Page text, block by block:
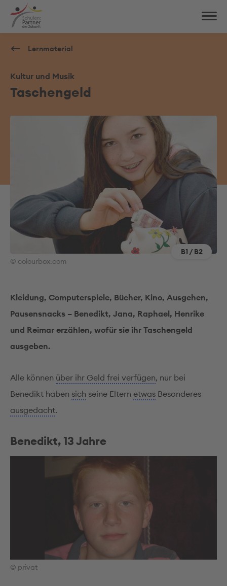
Lernmaterial
Kultur und Musik
Taschengeld
B1 / B2
© colourbox.com
Kleidung, Computerspiele, Bücher, Kino, Ausgehen,
Pausensnacks – Benedikt, Jana, Raphael, Henrike
und Reimar erzählen, wofür sie ihr Taschengeld
ausgeben.
Alle können über ihr Geld frei verfügen, nur bei
Benedikt haben sich seine Eltern etwas Besonderes
ausgedacht.
Benedikt, 13 Jahre
© privat